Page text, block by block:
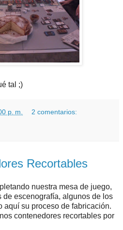
tal ;)
p. m. 2 comentarios:
Recortables
nuestra mesa de juego,
de escenografía, algunos de los
aquí su proceso de fabricación.
contenedores recortables por